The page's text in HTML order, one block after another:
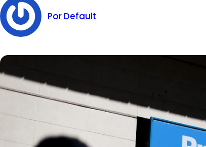
Por Default